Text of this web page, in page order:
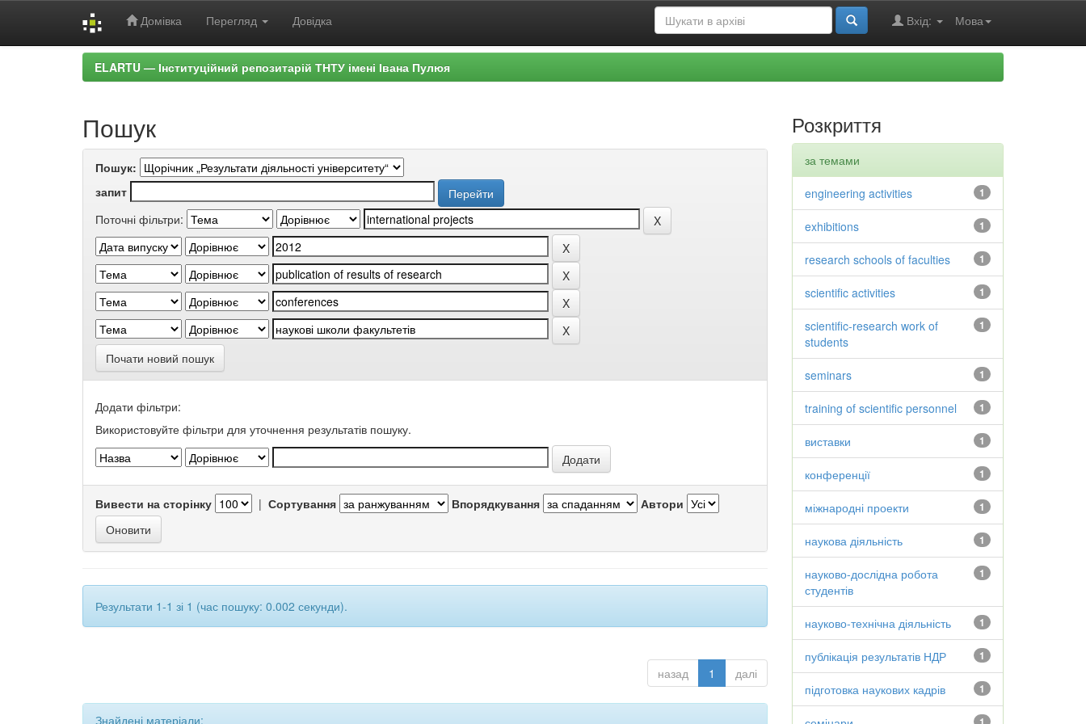
Домівка Перегляд Довідка Мова
Вхід:
ELARTU — Інституційний репозитарій ТНТУ імені Івана Пулюя
Пошук
Пошук:
запит
Поточні фільтри:
Почати новий пошук
Додати фільтри:
Використовуйте фільтри для уточнення результатів пошуку.
Вивести на сторінку | Сортування Впорядкування Автори
Результати 1-1 зі 1 (час пошуку: 0.002 секунди).
назад 1 далі
Знайдені матеріали:
Розкриття
за темами
1
engineering activities
1
exhibitions
1
research schools of faculties
1
scientific activities
1
scientific-research work of
students
1
seminars
1
training of scientific personnel
1
виставки
1
конференції
1
міжнародні проекти
1
наукова діяльність
1
науково-дослідна робота
студентів
1
науково-технічна діяльність
1
публікація результатів НДР
1
підготовка наукових кадрів